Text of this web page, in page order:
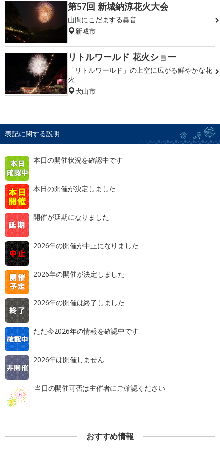
第57回 新城納涼花火大会
山間にこだまする轟音
新城市
リトルワールド 花火ショー
「リトルワールド」の上空に広がる鮮やかな花
火
犬山市
表記に関する説明
本日の開催状況を確認中です
本日の開催が決定しました
開催が延期になりました
2026年の開催が中止になりました
2026年の開催が決定しました
2026年の開催は終了しました
ただ今2026年の情報を確認中です
2026年は開催しません
当日の開催可否は主催者にご確認ください
おすすめ情報